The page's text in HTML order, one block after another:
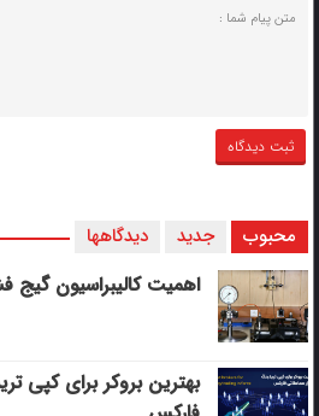
محبوب جدید دیدگاهها
اهمیت کالیبراسیون گیج
بهترین بروکر برای کپی‌